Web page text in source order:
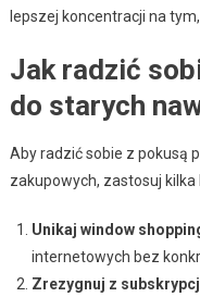
lepszej koncentracji na
Jak radzić
do starych
Aby radzić sobie z pokusą
zakupowych, zastosuj
Unikaj window
internetowych bez
Zrezygnuj z